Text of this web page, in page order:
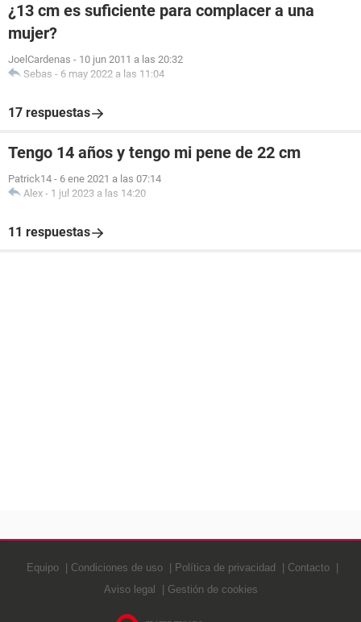
¿13 cm es suficiente para complacer a una
mujer?
JoelCardenas - 10 jun 2011 a las 20:32
Sebas - 6 may 2022 a las 11:04
17 respuestas
Tengo 14 años y tengo mi pene de 22 cm
Patrick14 - 6 ene 2021 a las 07:14
Alex - 1 jul 2023 a las 14:20
11 respuestas
Equipo Condiciones de uso Política de privacidad
Contacto
Aviso legal
Gestión de cookies